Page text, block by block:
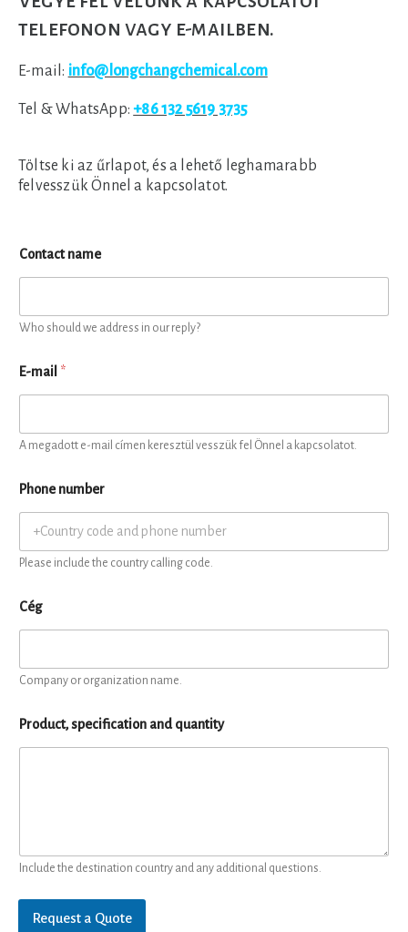
telefonon vagy e-mailben.
E-mail: info@longchangchemical.com
Tel & WhatsApp:+86 132 5619 3735
Töltse ki az űrlapot, és a lehető leghamarabb
felvesszük Önnel a kapcsolatot.
Contact name
Who should we address in our reply?
E-mail *
A megadott e-mail címen keresztül vesszük fel Önnel a kapcsolatot.
Phone number
Please include the country calling code.
Cég
Company or organization name.
Product, specification and quantity
Include the destination country and any additional questions.
Request a Quote